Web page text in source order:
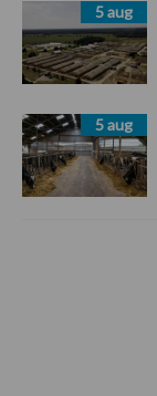
5 aug
5 aug